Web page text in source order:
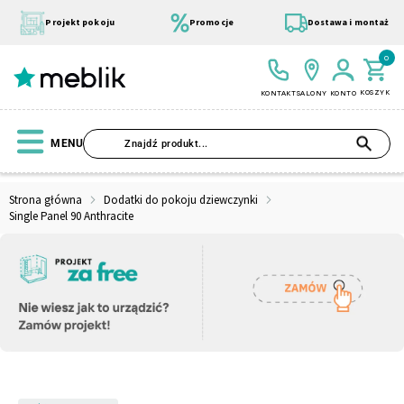
treści
Projekt pokoju Promocje Dostawa i montaż
KONTAKTSALONY KONTO KOSZYK
0
MENU
Strona główna
Dodatki do pokoju dziewczynki
Single Panel 90 Anthracite
Wszystkie Kolekcje
Szafa
Materace